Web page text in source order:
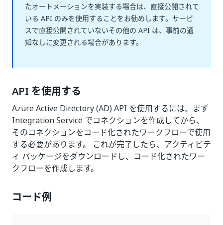
たオートメーションを実装する場合は、直接公開されて
いる API のみを使用することをお勧めします。サービ
スで直接公開されていないその他の API は、事前の通
知なしに変更される場合があります。
API を使用する
Azure Active Directory (AD) API を使用するには、まず
Integration Service でコネクションを作成してから、
そのコネクションをコード化されたワークフローで使用
する必要があります。 これが完了したら、アクティビテ
ィ パッケージをダウンロードし、コード化されたワー
クフローを作成します。
コード例